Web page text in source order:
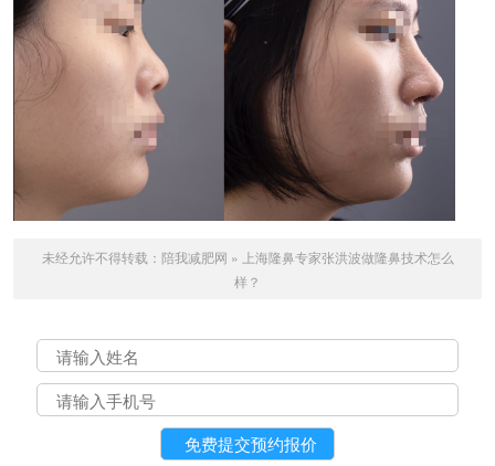
未经允许不得转载： 陪我减肥网 » 上海隆鼻专家张洪波做隆鼻技术怎么
样？